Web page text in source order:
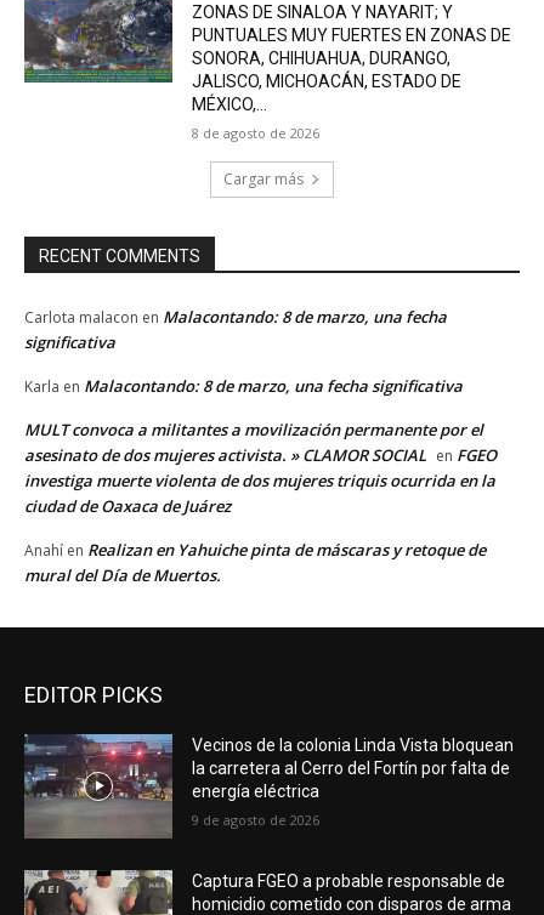
ZONAS DE SINALOA Y NAYARIT; Y
PUNTUALES MUY FUERTES EN ZONAS DE
SONORA, CHIHUAHUA, DURANGO,
JALISCO, MICHOACÁN, ESTADO DE
MÉXICO,...
8 de agosto de 2026
Cargar más
RECENT COMMENTS
Carlota malacon en Malacontando: 8 de marzo, una fecha
significativa
Karla en Malacontando: 8 de marzo, una fecha significativa
MULT convoca a militantes a movilización permanente por el
asesinato de dos mujeres activista. » CLAMOR SOCIAL en FGEO
investiga muerte violenta de dos mujeres triquis ocurrida en la
ciudad de Oaxaca de Juárez
Anahí en Realizan en Yahuiche pinta de máscaras y retoque de
mural del Día de Muertos.
EDITOR PICKS
Vecinos de la colonia Linda Vista bloquean
la carretera al Cerro del Fortín por falta de
energía eléctrica
9 de agosto de 2026
Captura FGEO a probable responsable de
homicidio cometido con disparos de arma